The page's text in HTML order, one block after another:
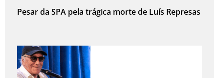
Pesar da SPA pela trágica morte de Luís Represas